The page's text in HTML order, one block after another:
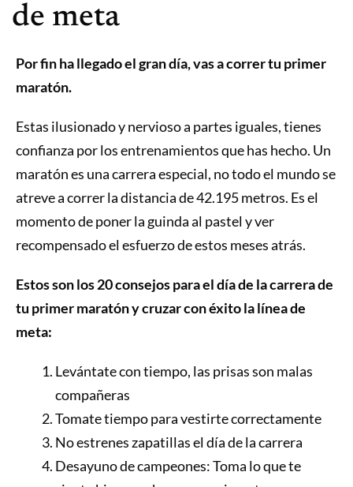
de meta
Por fin ha llegado el gran día, vas a correr tu primer
maratón.
Estas ilusionado y nervioso a partes iguales, tienes
confianza por los entrenamientos que has hecho. Un
maratón es una carrera especial, no todo el mundo se
atreve a correr la distancia de 42.195 metros. Es el
momento de poner la guinda al pastel y ver
recompensado el esfuerzo de estos meses atrás.
Estos son los 20 consejos para el día de la carrera de
tu primer maratón y cruzar con éxito la línea de
meta:
Levántate con tiempo, las prisas son malas
compañeras
Tomate tiempo para vestirte correctamente
No estrenes zapatillas el día de la carrera
Desayuno de campeones: Toma lo que te